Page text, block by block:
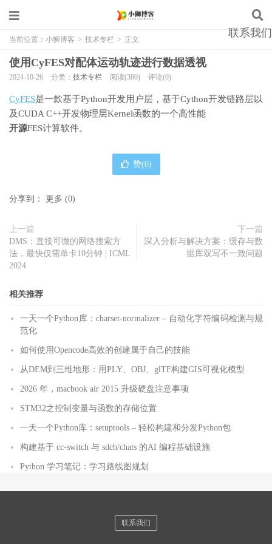
联系我们
当前位置： 小狮博客 > 技术专栏 > 正文
使用CyFES对配体运动轨迹进行数据透视
2024-10-26 分类： 技术专栏 阅读(380) 评论(0)
CyFES是一款基于Python开发用户层，基于Cython开发链路层以
及CUDA C++开发物理层Kernel函数的一个高性能
开源FES计算软件。
赞(0)
分享到： 更多 (0)
上一篇
DMS：直接可微的网络搜索方
法，最快仅需单卡10分钟 | ICML
2024
下一篇
深入分析与解决方案：缓存与数
据库双写不一致问题
相关推荐
一天一个Python库：charset-normalizer – 自动化字符编码检测与规
范化
如何使用Opencode高效的创建属于自己的技能
从DEM到三维地形：用PLY、OBJ、glTF构建GIS可视化模型
2026 年，macbook air 2015 升级硬盘注意事项
STM32之控制变量与函数的存储位置
一天一个Python库：setuptools – 轻松构建和分发Python包
构建基于 cc-switch 与 sdcb/chats 的AI 编程基础设施
Python 学习笔记：学习路线图规划
联系我们